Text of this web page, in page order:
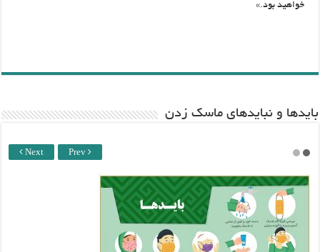
خواهید بود.»
باید‌ها و نبایدهای ماسک زدن
Next Prev